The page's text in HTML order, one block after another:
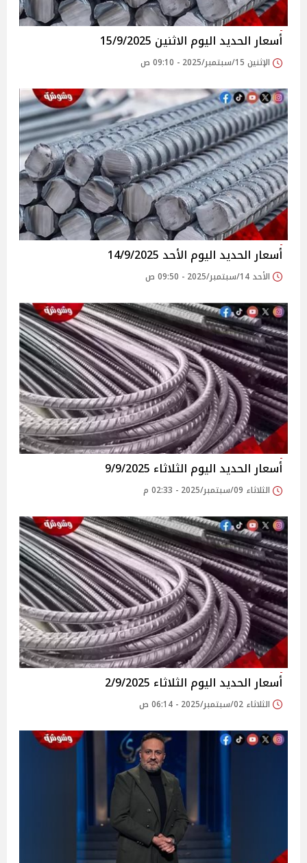
أسعار الحديد اليوم الاثنين 15/9/2025
الإثنين 15/سبتمبر/2025 - 09:10 ص
أسعار الحديد اليوم الأحد 14/9/2025
الأحد 14/سبتمبر/2025 - 09:50 ص
أسعار الحديد اليوم الثلاثاء 9/9/2025
الثلاثاء 09/سبتمبر/2025 - 02:33 م
أسعار الحديد اليوم الثلاثاء 2/9/2025
الثلاثاء 02/سبتمبر/2025 - 06:14 ص